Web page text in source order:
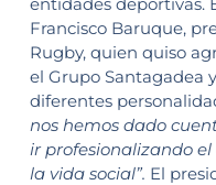
Francisco Baruque,
Rugby, quien quiso
el Grupo Santagadea
diferentes
nos hemos dado
ir profesionalizando
la vida social”. El